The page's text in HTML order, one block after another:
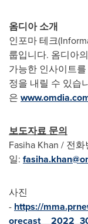
옴디아소개
인포마 테크
룹입니다. 옴디아
가능한 인사이트
정을 내릴 수 있습
은
보도자료 문의
Fasiha Khan / 전화
일:
사진
- https://